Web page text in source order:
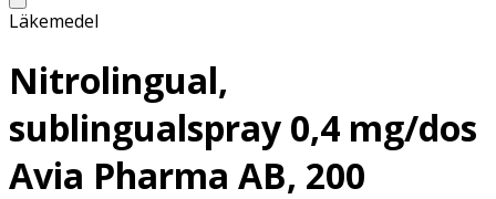
Läkemedel
Nitrolingual,
sublingualspray 0,4 mg/dos
Avia Pharma AB, 200